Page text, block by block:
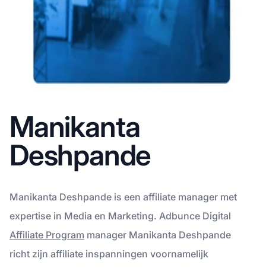
Manikanta
Deshpande
Manikanta Deshpande is een affiliate manager met
expertise in Media en Marketing. Adbunce Digital
Affiliate Program manager Manikanta Deshpande
richt zijn affiliate inspanningen voornamelijk